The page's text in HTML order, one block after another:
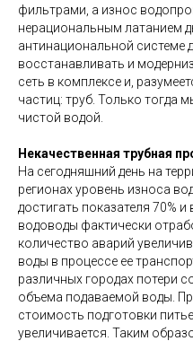
фильтрами, а износ
нерациональным латанием
антинациональной системе
восстанавливать и
сеть в комплексе и,
частиц: труб. Только тогда
чистой водой.
Некачественная трубная
На сегодняшний день на
регионах уровень износа
достигать показателя 70%
водоводы фактически
количество аварий
воды в процессе ее
различных городах потери
объема подаваемой воды.
стоимость подготовки
увеличивается. Таким